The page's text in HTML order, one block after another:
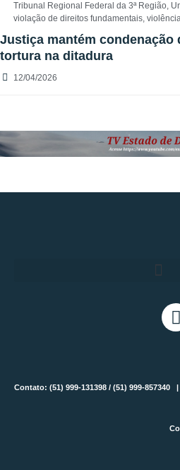
Tribunal Regional Federal da 3ª Região,
violação de direitos fundamentais,
Justiça mantém condenação
tortura na ditadura
12/04/2026
Contato: (51) 999-131398 / (51) 999-857340 |